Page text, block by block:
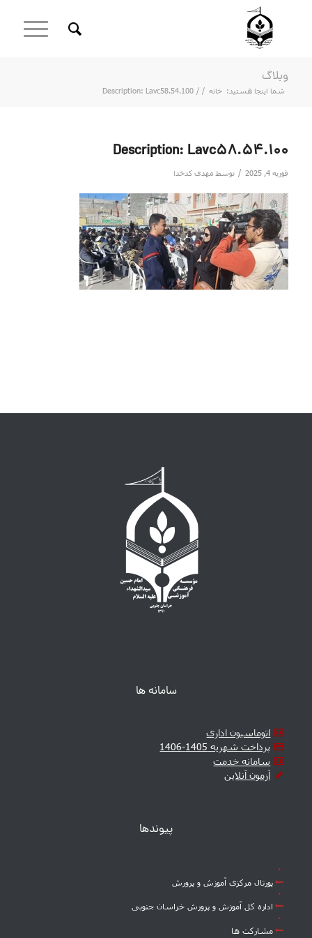
وبلاگ
شما اینجا هستید: خانه /
/
Description: Lavc58.54.100
Description: Lavc58.54.100
فوریه 4, 2025 / توسط مهدی کدخدا
سامانه ها
اتوماسیون اداری
پرداخت شهریه 1405-1406
سامانه خدمت
آزمون آنلاین
پیوندها
پورتال مرکزی آموزش و پرورش
اداره کل آموزش و پرورش خراسان جنوبی
مشارکت ها